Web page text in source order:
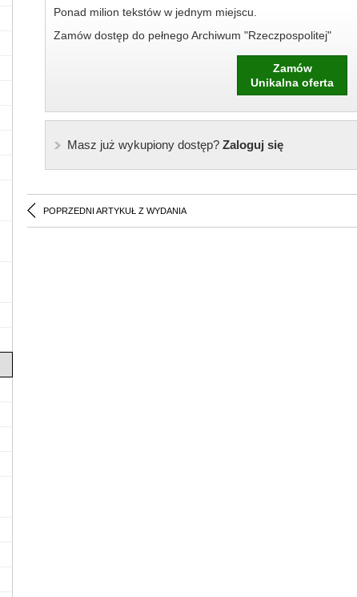
Ponad milion tekstów w jednym miejscu.
Zamów dostęp do pełnego Archiwum "Rzeczpospolitej"
Zamów
Unikalna oferta
Masz już wykupiony dostęp?Zaloguj się
POPRZEDNI ARTYKUŁ Z WYDANIA